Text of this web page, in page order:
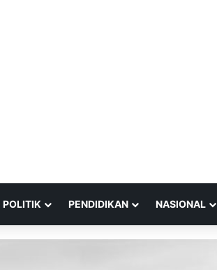
POLITIK PENDIDIKAN NASIONAL